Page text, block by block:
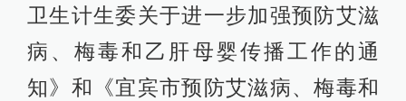
卫生计生委关于进一步加强预防艾滋
病、梅毒和乙肝母婴传播工作的通
知》和《宜宾市预防艾滋病、梅毒和